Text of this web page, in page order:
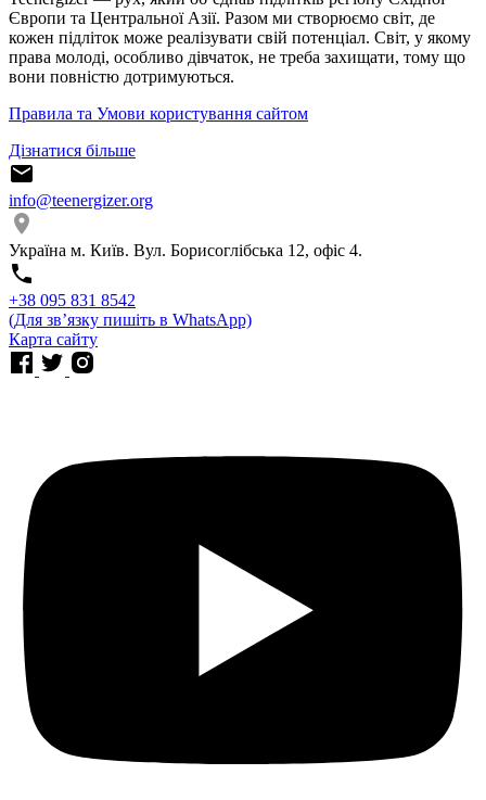
Європи та Центральної Азії. Разом ми створюємо світ, де
кожен підліток може реалізувати свій потенціал. Світ, у якому
права молоді, особливо дівчаток, не треба захищати, тому що
вони повністю дотримуються.
Правила та Умови користування сайтом
Дізнатися більше
info@teenergizer.org
Україна м. Київ. Вул. Борисоглібська 12, офіс 4.
⁨+38 095 831 8542⁩
(Для звʼязку пишіть в WhatsApp)
Карта сайту